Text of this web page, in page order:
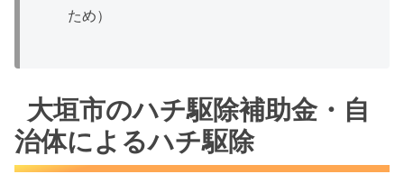
ため）
大垣市のハチ駆除補助金・自
治体によるハチ駆除